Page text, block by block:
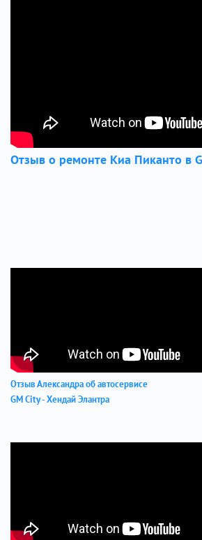
Отзыв о ремонте Киа Пиканто в
Отзыв Александра об автосервисе
GM City - Хендай Элантра